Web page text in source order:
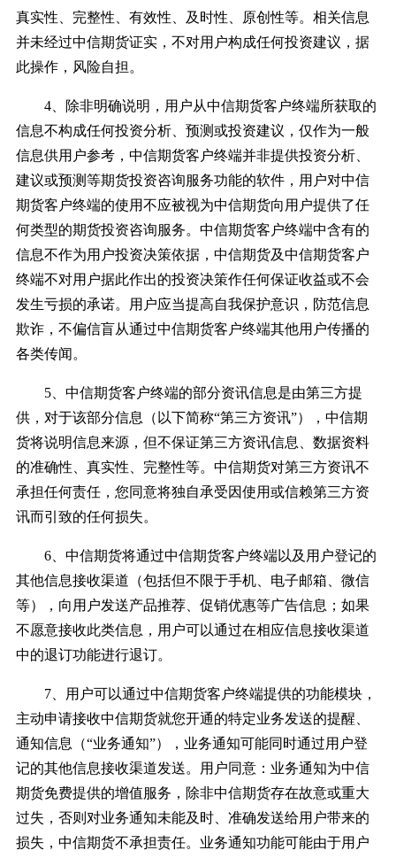
真实性、完整性、有效性、及时性、原创性等。相关信息
并未经过中信期货证实，不对用户构成任何投资建议，据
此操作，风险自担。
4、除非明确说明，用户从中信期货客户终端所获取的
信息不构成任何投资分析、预测或投资建议，仅作为一般
信息供用户参考，中信期货客户终端并非提供投资分析、
建议或预测等期货投资咨询服务功能的软件，用户对中信
期货客户终端的使用不应被视为中信期货向用户提供了任
何类型的期货投资咨询服务。中信期货客户终端中含有的
信息不作为用户投资决策依据，中信期货及中信期货客户
终端不对用户据此作出的投资决策作任何保证收益或不会
发生亏损的承诺。用户应当提高自我保护意识，防范信息
欺诈，不偏信盲从通过中信期货客户终端其他用户传播的
各类传闻。
5、中信期货客户终端的部分资讯信息是由第三方提
供，对于该部分信息（以下简称“第三方资讯”），中信期
货将说明信息来源，但不保证第三方资讯信息、数据资料
的准确性、真实性、完整性等。中信期货对第三方资讯不
承担任何责任，您同意将独自承受因使用或信赖第三方资
讯而引致的任何损失。
6、中信期货将通过中信期货客户终端以及用户登记的
其他信息接收渠道（包括但不限于手机、电子邮箱、微信
等），向用户发送产品推荐、促销优惠等广告信息；如果
不愿意接收此类信息，用户可以通过在相应信息接收渠道
中的退订功能进行退订。
7、用户可以通过中信期货客户终端提供的功能模块，
主动申请接收中信期货就您开通的特定业务发送的提醒、
通知信息（“业务通知”），业务通知可能同时通过用户登
记的其他信息接收渠道发送。用户同意：业务通知为中信
期货免费提供的增值服务，除非中信期货存在故意或重大
过失，否则对业务通知未能及时、准确发送给用户带来的
损失，中信期货不承担责任。业务通知功能可能由于用户